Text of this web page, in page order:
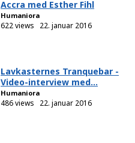
Accra med Esther Fihl
Humaniora
622 views 22. januar 2016
Lavkasternes Tranquebar -
Video-interview med...
Humaniora
486 views 22. januar 2016